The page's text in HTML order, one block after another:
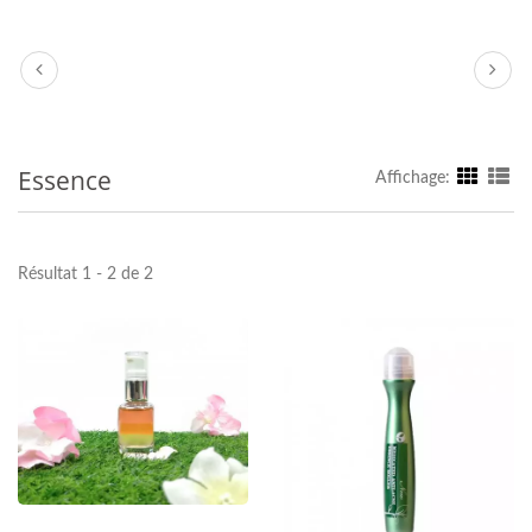
Essence Affichage:
Résultat 1 - 2 de 2